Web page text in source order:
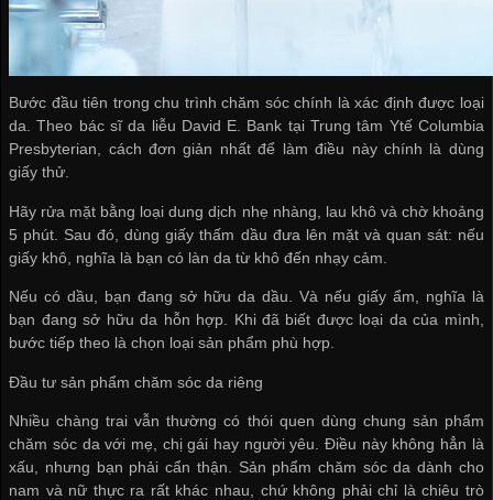
Bước đầu tiên trong chu trình chăm sóc chính là xác định được loại
da. Theo bác sĩ da liễu David E. Bank tại Trung tâm Ytế Columbia
Presbyterian, cách đơn giản nhất để làm điều này chính là dùng
giấy thử.
Hãy rửa mặt bằng loại dung dịch nhẹ nhàng, lau khô và chờ khoảng
5 phút. Sau đó, dùng giấy thấm dầu đưa lên mặt và quan sát: nếu
giấy khô, nghĩa là bạn có làn da từ khô đến nhạy cảm.
Nếu có dầu, bạn đang sở hữu da dầu. Và nếu giấy ẩm, nghĩa là
bạn đang sở hữu da hỗn hợp. Khi đã biết được loại da của mình,
bước tiếp theo là chọn loại sản phẩm phù hợp.
Đầu tư sản phẩm chăm sóc da riêng
Nhiều chàng trai vẫn thường có thói quen dùng chung sản phẩm
chăm sóc da với mẹ, chị gái hay người yêu. Điều này không hẳn là
xấu, nhưng bạn phải cẩn thận. Sản phẩm chăm sóc da dành cho
nam và nữ thực ra rất khác nhau, chứ không phải chỉ là chiêu trò